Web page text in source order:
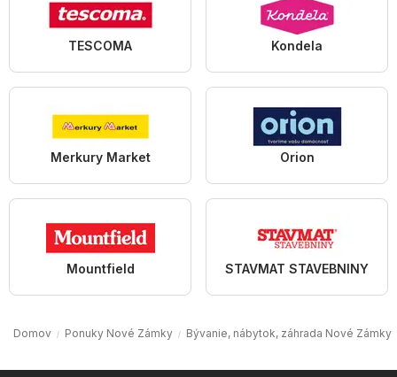
TESCOMA Kondela
Merkury Market Orion
Mountfield STAVMAT STAVEBNINY
Domov Ponuky Nové Zámky Bývanie, nábytok, záhrada Nové Zámky